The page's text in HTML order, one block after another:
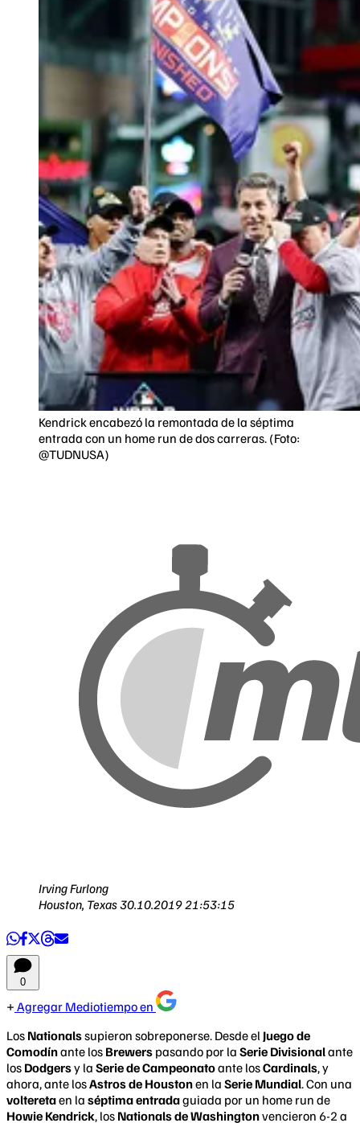
Kendrick encabezó la remontada de la séptima
entrada con un home run de dos carreras. (Foto:
@TUDNUSA)
Irving Furlong
Houston, Texas30.10.2019 21:53:15
0
Agregar Mediotiempo en
Los Nationalssupieron sobreponerse. Desde el Juego de
Comodínante los Brewers pasando por la Serie Divisionalante
los Dodgersy la Serie de Campeonatoante losCardinals, y
ahora, ante losAstros de Houstonen la Serie Mundial. Con una
volteretaen la séptima entradaguiada por un home run de
Howie Kendrick, los Nationals de Washingtonvencieron 6-2 a